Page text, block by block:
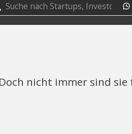
nicht immer sind sie